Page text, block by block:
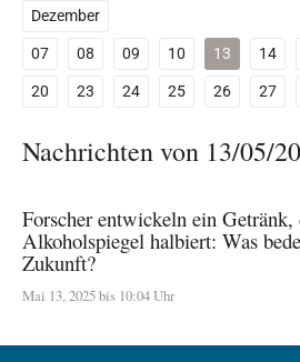
Dezember
07
08 09 10 13 14
20
23 24 25 26 27
Nachrichten von 13/05/
Forscher entwickeln ein Getränk,
Alkoholspiegel halbiert: Was
Zukunft?
Mai 13, 2025 bis 10:04 Uhr